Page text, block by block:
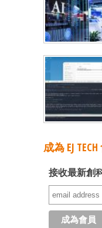
成為 EJ
接收最新創